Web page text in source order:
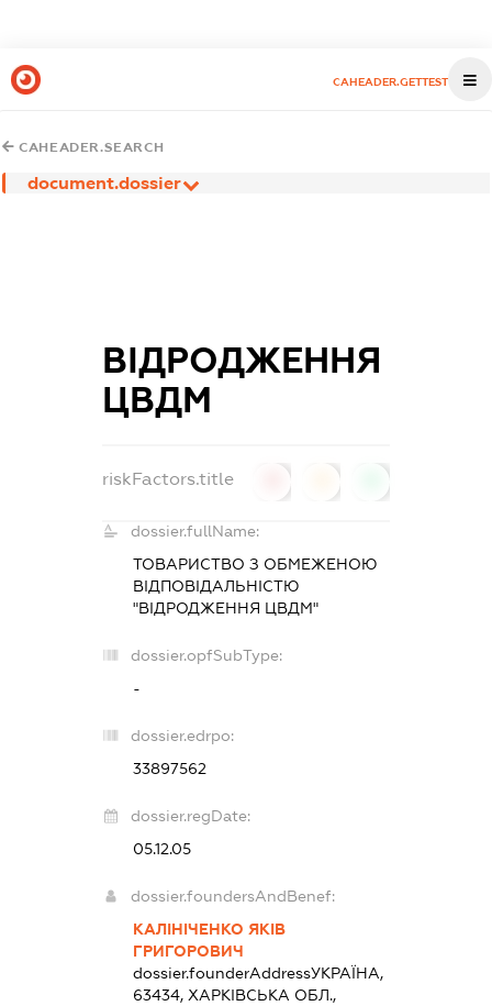
CAHEADER.GETTEST
CAHEADER.SEARCH
document.dossier
ВІДРОДЖЕННЯ
ЦВДМ
riskFactors.title
dossier.fullName:
ТОВАРИСТВО З ОБМЕЖЕНОЮ
ВІДПОВІДАЛЬНІСТЮ
"ВІДРОДЖЕННЯ ЦВДМ"
dossier.opfSubType:
-
dossier.edrpo:
33897562
dossier.regDate:
05.12.05
dossier.foundersAndBenef:
КАЛІНІЧЕНКО ЯКІВ
ГРИГОРОВИЧ
dossier.founderAddressУКРАЇНА,
63434, ХАРКІВСЬКА ОБЛ.,